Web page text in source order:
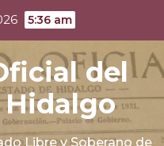
5:36 am
del
Libre y Soberano de